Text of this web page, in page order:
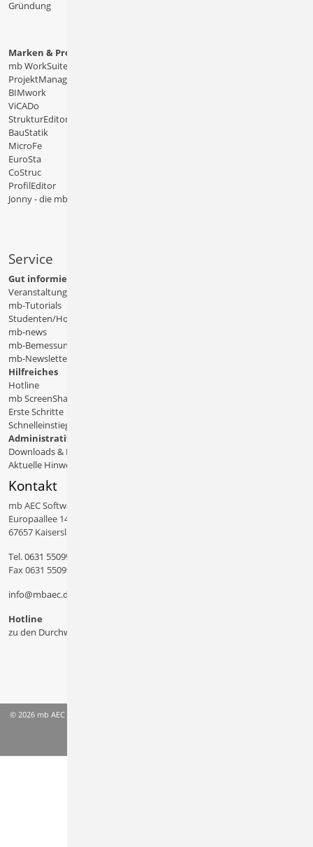
Gründung
Marken & Produkte
mb WorkSuite
ProjektManager
BIMwork
ViCADo
StrukturEditor
BauStatik
MicroFe
EuroSta
CoStruc
ProfilEditor
Jonny - die mb-App
Service
Gut informiert
Veranstaltungen
mb-Tutorials
Studenten/Hochschule
mb-news
mb-Bemessungstafeln
mb-Newsletter
Hilfreiches
Hotline
mb ScreenShare
Erste Schritte
Schnelleinstiege & Doku
Administratives
Downloads & Patches
Aktuelle Hinweise
Kontakt
mb AEC Software GmbH
Europaallee 14
67657 Kaiserslautern
Tel.0631 550999 11
Fax 0631 550999 20
info@mbaec.de
Hotline
zu den Durchwahlen
© 2026 mb AEC Software GmbH